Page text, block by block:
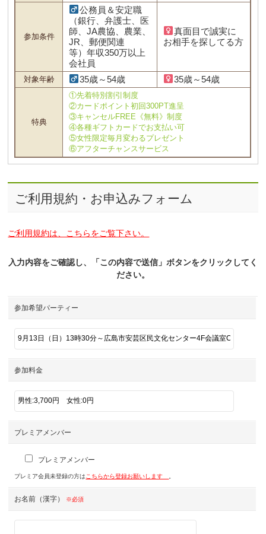
参加条件
公務員＆安定職
（銀行、弁護士、医
師、JA農協、農業、
JR、郵便関連
等）年収350万以上
会社員
真面目で誠実に
お相手を探してる方
対象年齢 35歳～54歳 35歳～54歳
特典
①先着特別割引制度
②カードポイント初回300PT進呈
③キャンセルFREE《無料》制度
④各種ギフトカードでお支払い可
⑤女性限定毎月変わるプレゼント
⑥アフターチャンスサービス
ご利用規約・お申込みフォーム
ご利用規約は、こちらをご覧下さい。
入力内容をご確認し、「この内容で送信」ボタンをクリックしてく
ださい。
参加希望パーティー
参加料金
プレミアメンバー
プレミアメンバー
プレミア会員未登録の方は こちらから登録お願いします
お名前（漢字） ※必須